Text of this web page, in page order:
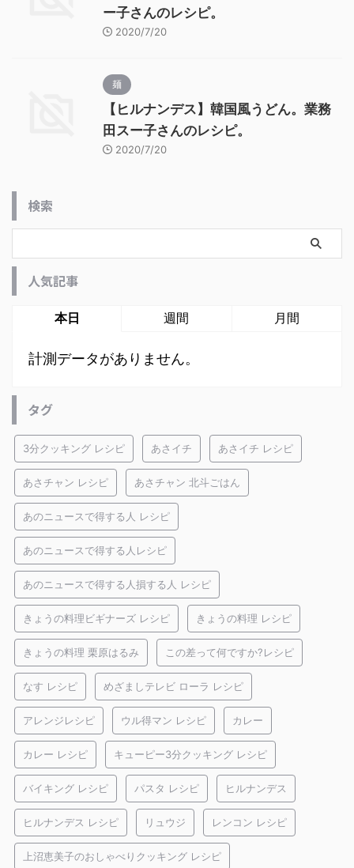
ー子さんのレシピ。
2020/7/20
麺
【ヒルナンデス】韓国風うどん。業務
田スー子さんのレシピ。
2020/7/20
検索
人気記事
本日 週間 月間
計測データがありません。
タグ
3分クッキング レシピ あさイチ あさイチ レシピ
あさチャン レシピ あさチャン 北斗ごはん
あのニュースで得する人 レシピ
あのニュースで得する人レシピ
あのニュースで得する人損する人 レシピ
きょうの料理ビギナーズ レシピ きょうの料理 レシピ
きょうの料理 栗原はるみ この差って何ですか?レシピ
なす レシピ めざましテレビ ローラ レシピ
アレンジレシピ ウル得マン レシピ カレー
カレー レシピ キューピー3分クッキング レシピ
バイキング レシピ パスタ レシピ ヒルナンデス
ヒルナンデス レシピ リュウジ レンコン レシピ
上沼恵美子のおしゃべりクッキング レシピ